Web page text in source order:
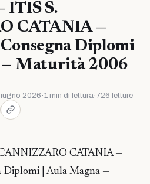
ITIS S.
CATANIA —
Diplomi
— Maturità 2006
2026 ·1 min di lettura·726 letture
CATANIA —
Diplomi | Aula Magna —